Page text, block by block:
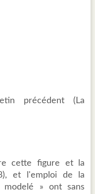
précédent (La
cette figure et la
et l'emploi de la
» ont sans